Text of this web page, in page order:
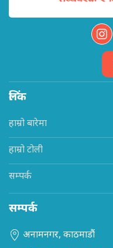
लिंक
हाम्रो बारेमा
हाम्रो टोली
सम्पर्क
सम्पर्क
अनामनगर, काठमाडौं